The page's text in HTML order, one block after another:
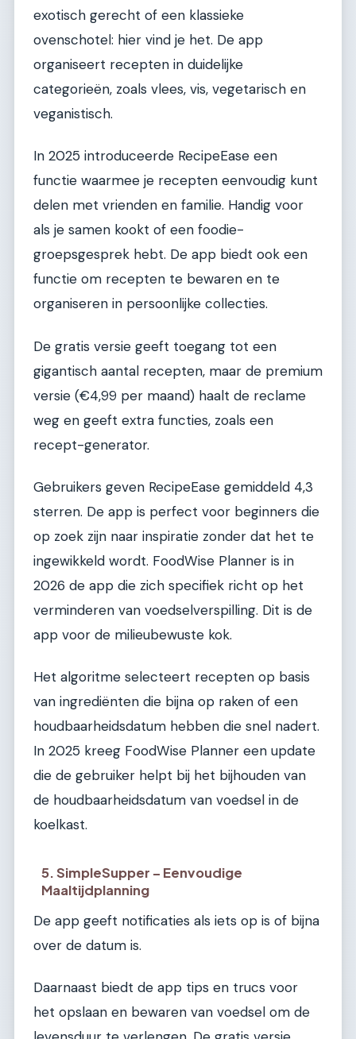
exotisch gerecht of een klassieke
ovenschotel: hier vind je het. De app
organiseert recepten in duidelijke
categorieën, zoals vlees, vis, vegetarisch en
veganistisch.
In 2025 introduceerde RecipeEase een
functie waarmee je recepten eenvoudig kunt
delen met vrienden en familie. Handig voor
als je samen kookt of een foodie-
groepsgesprek hebt. De app biedt ook een
functie om recepten te bewaren en te
organiseren in persoonlijke collecties.
De gratis versie geeft toegang tot een
gigantisch aantal recepten, maar de premium
versie (€4,99 per maand) haalt de reclame
weg en geeft extra functies, zoals een
recept-generator.
Gebruikers geven RecipeEase gemiddeld 4,3
sterren. De app is perfect voor beginners die
op zoek zijn naar inspiratie zonder dat het te
ingewikkeld wordt. FoodWise Planner is in
2026 de app die zich specifiek richt op het
verminderen van voedselverspilling. Dit is de
app voor de milieubewuste kok.
Het algoritme selecteert recepten op basis
van ingrediënten die bijna op raken of een
houdbaarheidsdatum hebben die snel nadert.
In 2025 kreeg FoodWise Planner een update
die de gebruiker helpt bij het bijhouden van
de houdbaarheidsdatum van voedsel in de
koelkast.
5. SimpleSupper – Eenvoudige
Maaltijdplanning
De app geeft notificaties als iets op is of bijna
over de datum is.
Daarnaast biedt de app tips en trucs voor
het opslaan en bewaren van voedsel om de